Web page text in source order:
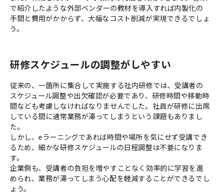
で紹介したような外部ベンダーの教材を導入すれば内製化の
手間と費用がかからず、大幅なコスト削減が実現できるでしょ
う。
研修スケジュールの調整がしやすい
従来の、一箇所に集合して実施する社内研修では、受講者の
スケジュール調整や出欠確認が必要であり、研修時間や移動時
間なども考慮しなければなりませんでした。社員が研修に出席
している間に通常業務が滞ってしまうという課題もありまし
た。
しかし、eラーニングであれば時間や場所を気にせず受講でき
るため、細かな研修スケジュールの日程調整は不要になりま
す。
企業側も、受講者の負担を増やすことなく効率的に学習を進
められ、業務が滞ってしまう心配を軽減することができるでし
ょう。